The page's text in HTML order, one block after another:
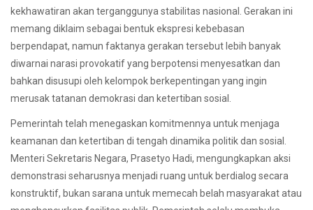
kekhawatiran akan terganggunya stabilitas nasional. Gerakan ini
memang diklaim sebagai bentuk ekspresi kebebasan
berpendapat, namun faktanya gerakan tersebut lebih banyak
diwarnai narasi provokatif yang berpotensi menyesatkan dan
bahkan disusupi oleh kelompok berkepentingan yang ingin
merusak tatanan demokrasi dan ketertiban sosial.
Pemerintah telah menegaskan komitmennya untuk menjaga
keamanan dan ketertiban di tengah dinamika politik dan sosial.
Menteri Sekretaris Negara, Prasetyo Hadi, mengungkapkan aksi
demonstrasi seharusnya menjadi ruang untuk berdialog secara
konstruktif, bukan sarana untuk memecah belah masyarakat atau